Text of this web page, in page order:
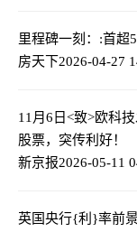
里程碑一刻：:首超
房天下2026-04-27
11月6日<致>欧科
股票，突传利好！
新京报2026-05-11
英国央行{利}率前